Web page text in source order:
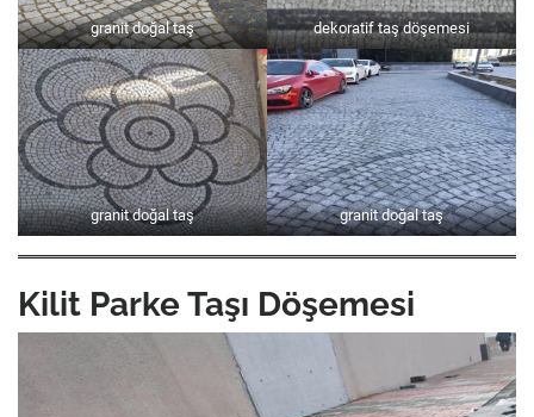
granit doğal taş dekoratif taş döşemesi
granit doğal taş granit doğal taş
Kilit Parke Taşı Döşemesi